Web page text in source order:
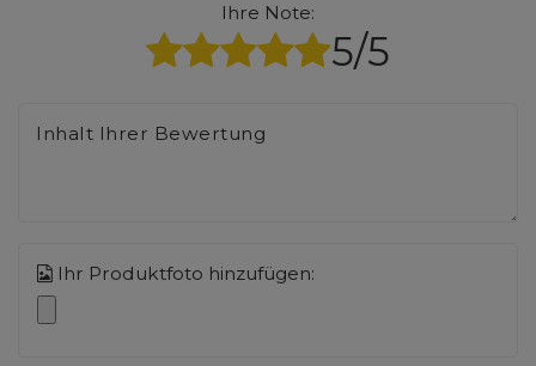
Ihre Note:
5/5
Inhalt Ihrer Bewertung
Ihr Produktfoto hinzufügen: